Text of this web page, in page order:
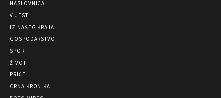
NASLOVNICA
VIJESTI
IZ NAŠEG KRAJA
GOSPODARSTVO
SPORT
ŽIVOT
PRIČE
CRNA KRONIKA